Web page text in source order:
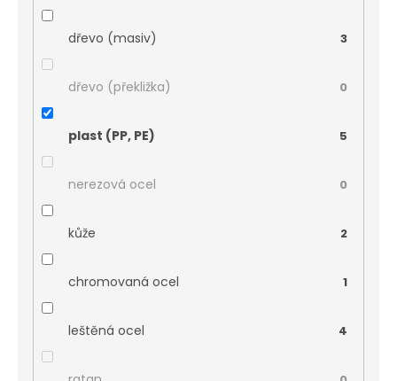
dřevo (masiv) 3
dřevo (překližka) 0
plast (PP, PE) 5
nerezová ocel 0
kůže 2
chromovaná ocel 1
leštěná ocel 4